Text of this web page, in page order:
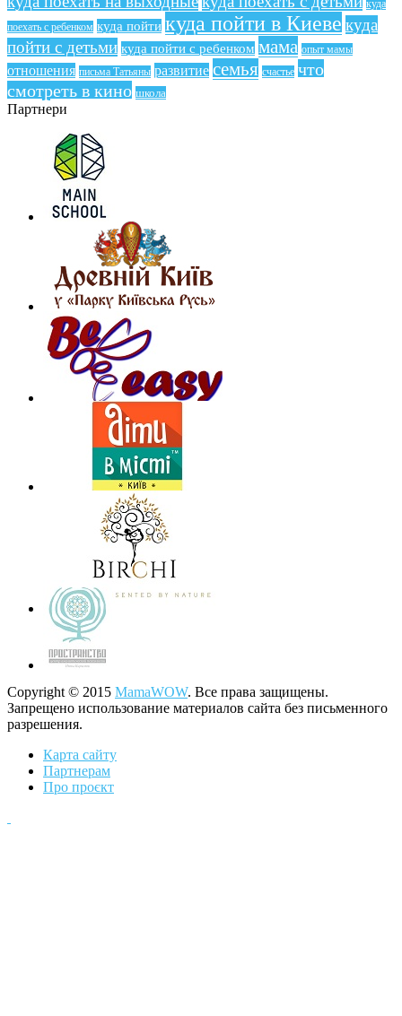
куда
поехать с ребенком куда пойти куда пойти в Киеве куда
пойти с детьми куда пойти с ребенком мама опыт мамы
отношения письма Татьяны развитие семья счастье что
смотреть в кино школа
Партнери
Copyright © 2015 MamaWOW. Все права защищены.
Запрещено использование материалов сайта без письменного
разрешения.
Карта сайту
Партнерам
Про проєкт